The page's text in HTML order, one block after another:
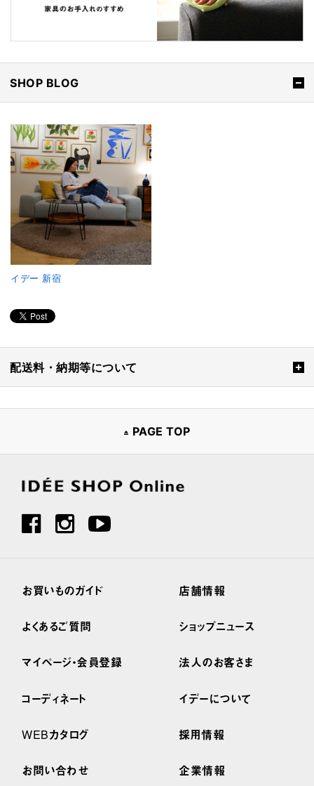
SHOP BLOG
イデー 新宿
配送料・納期等について
PAGE TOP
お買いものガイド
よくあるご質問
マイページ・会員登録
コーディネート
WEBカタログ
お問い合わせ
店舗情報
ショップニュース
法人のお客さま
イデーについて
採用情報
企業情報